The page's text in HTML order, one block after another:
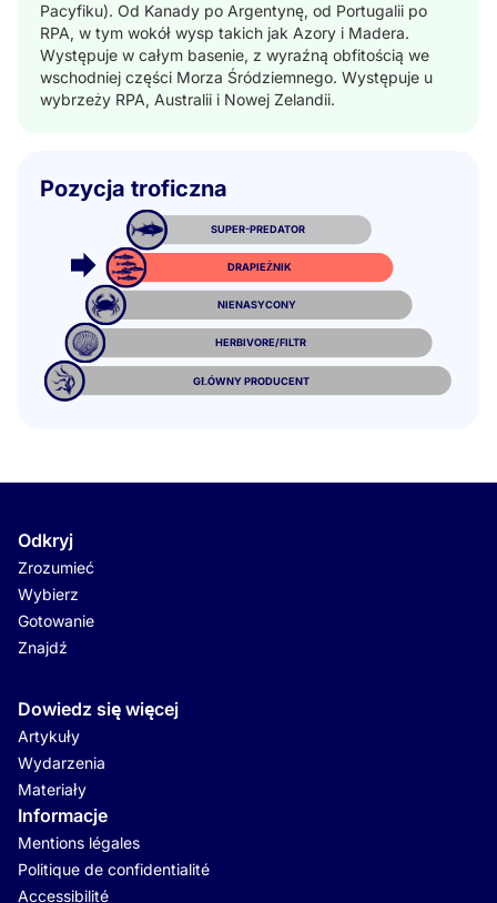
Pacyfiku). Od Kanady po Argentynę, od Portugalii po
RPA, w tym wokół wysp takich jak Azory i Madera.
Występuje w całym basenie, z wyraźną obfitością we
wschodniej części Morza Śródziemnego. Występuje u
wybrzeży RPA, Australii i Nowej Zelandii.
Pozycja troficzna
DRAPIEŻNIK
NIENASYCONY
HERBIVORE/FILTR
GŁÓWNY PRODUCENT
SUPER-PREDATOR
Odkryj
Zrozumieć
Wybierz
Gotowanie
Znajdź
Dowiedz się więcej
Artykuły
Wydarzenia
Materiały
Informacje
Mentions légales
Politique de confidentialité
Accessibilité